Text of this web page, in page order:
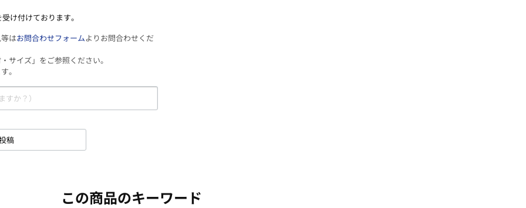
け付けております。
はお問合わせフォームよりお問合わせくだ
サイズ」をご参照ください。
。
稿
この商品のキーワード